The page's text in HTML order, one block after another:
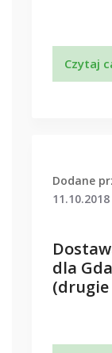
Czytaj
Dodane
11.10.2018
dla